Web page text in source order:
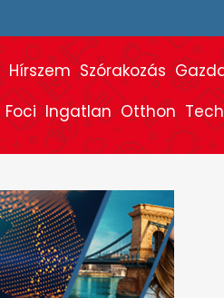
Hírszem Szórakozás
Foci Ingatlan Otthon Tech